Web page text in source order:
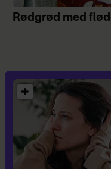
Rødgrød med